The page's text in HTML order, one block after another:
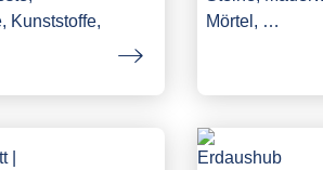
Kunststoffe,
Mörtel, …